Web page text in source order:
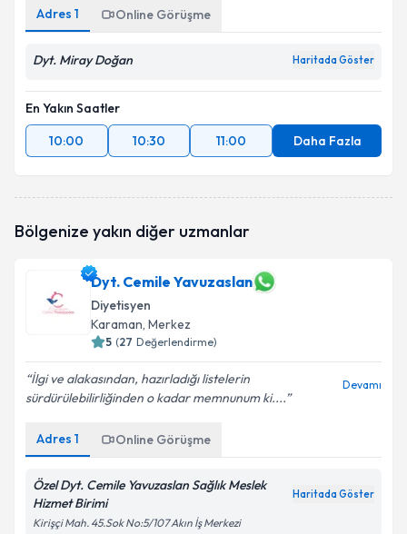
Adres 1 Online Görüşme
Dyt. Miray Doğan Haritada Göster
En Yakın Saatler
10:00
10:30 11:00 Daha Fazla
Bölgenize yakın diğer uzmanlar
Dyt. Cemile Yavuzaslan
Diyetisyen
Karaman, Merkez
5 (27 Değerlendirme)
İlgi ve alakasından, hazırladığı listelerin
sürdürülebilirliğinden o kadar memnunum ki....
Devamı
Adres 1 Online Görüşme
Özel Dyt. Cemile Yavuzaslan Sağlık Meslek
Hizmet Birimi
Haritada Göster
Kirişçi Mah. 45.Sok No:5/107 Akın İş Merkezi